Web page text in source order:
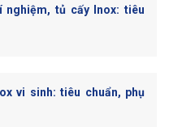
nghiệm, tủ cấy Inox: tiêu
vi sinh: tiêu chuẩn, phụ